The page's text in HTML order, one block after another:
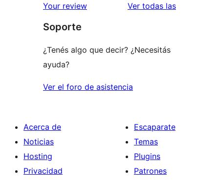
Your review Ver todas lasreseñas
Soporte
¿Tenés algo que decir? ¿Necesitás
ayuda?
Ver el foro de asistencia
Acerca de
Noticias
Hosting
Privacidad
Escaparate
Temas
Plugins
Patrones